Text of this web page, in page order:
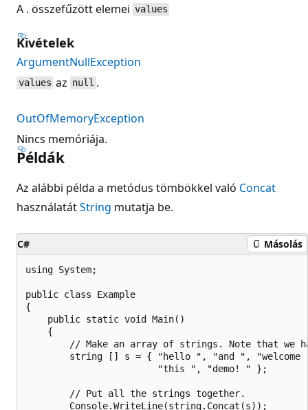
A . összefűzött elemei values
Kivételek
ArgumentNullException
values az null .
OutOfMemoryException
Nincs memóriája.
Példák
Az alábbi példa a metódus tömbökkel való Concat
használatátString mutatja be.
C# Másolás
using System;
public class Example
{
    public static void Main()
    {
// Make an array of strings. Note that we
string [] s = { "hello ", "and ", "welcome
                        "this ", "demo! " };
        // Put all the strings together.
        Console.WriteLine(string.Concat(s));